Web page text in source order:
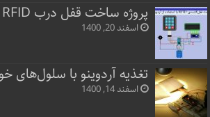
پروژه ساخت قفل‌ درب RFID با آردوینو
اسفند 20, 1400
تغذیه آردوینو با سلول‌های
اسفند 14, 1400